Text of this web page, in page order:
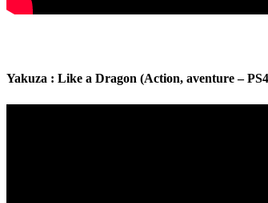
Yakuza : Like a Dragon (Action, aventure –